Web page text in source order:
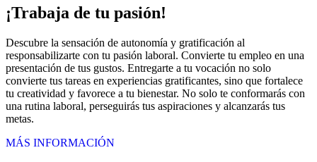
¡Trabaja de tu pasión!
Descubre la sensación de autonomía y gratificación al
responsabilizarte con tu pasión laboral. Convierte tu empleo en una
presentación de tus gustos. Entregarte a tu vocación no solo
convierte tus tareas en experiencias gratificantes, sino que fortalece
tu creatividad y favorece a tu bienestar. No solo te conformarás con
una rutina laboral, perseguirás tus aspiraciones y alcanzarás tus
metas.
MÁS INFORMACIÓN